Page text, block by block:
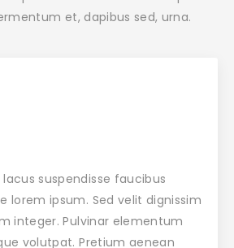
et, dapibus sed, urna.
suspendisse faucibus
lorem ipsum. Sed velit dignissim
integer. Pulvinar elementum
volutpat. Pretium aenean